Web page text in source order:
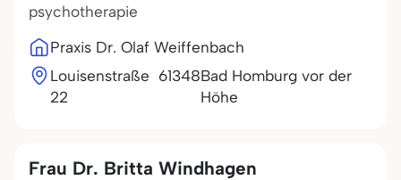
psychotherapie
Praxis Dr. Olaf Weiffenbach
Louisenstraße
22
61348Bad Homburg vor der
Höhe
Frau Dr. Britta Windhagen